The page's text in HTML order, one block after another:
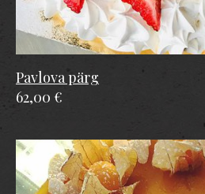
Pavlova pärg
62,00 €